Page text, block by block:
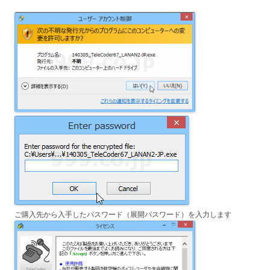
ご購入先から入手したパスワード（展開パスワード）を入力します